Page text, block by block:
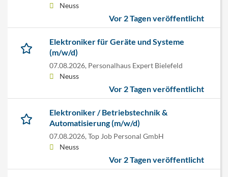
Neuss
Vor 2 Tagen veröffentlicht
Elektroniker für Geräte und Systeme
(m/w/d)
07.08.2026, Personalhaus Expert Bielefeld
Neuss
Vor 2 Tagen veröffentlicht
Elektroniker / Betriebstechnik &
Automatisierung (m/w/d)
07.08.2026, Top Job Personal GmbH
Neuss
Vor 2 Tagen veröffentlicht